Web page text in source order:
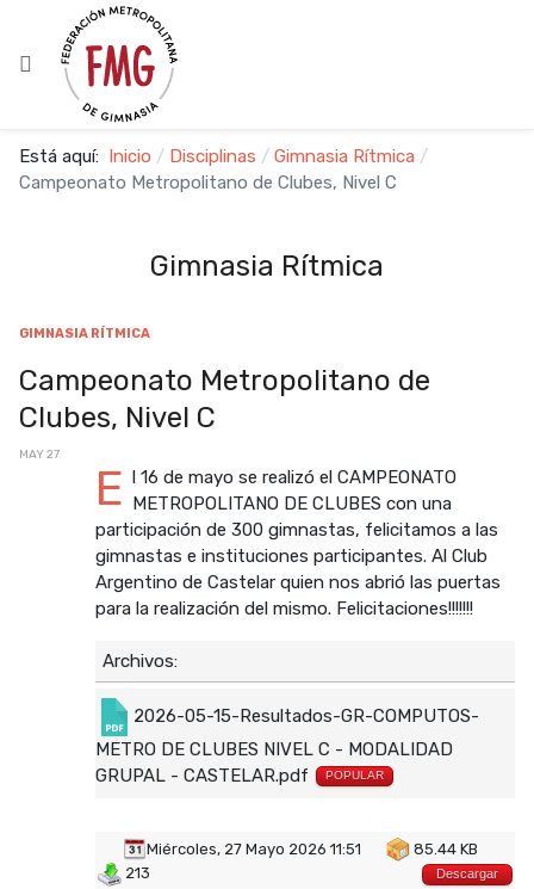
Está aquí: Inicio Disciplinas
Gimnasia Rítmica
Campeonato Metropolitano de Clubes, Nivel C
Gimnasia Rítmica
GIMNASIA RÍTMICA
Campeonato Metropolitano de
Clubes, Nivel C
MAY 27
E l 16 de mayo se realizó el CAMPEONATO
METROPOLITANO DE CLUBES con una
participación de 300 gimnastas, felicitamos a las
gimnastas e instituciones participantes. Al Club
Argentino de Castelar quien nos abrió las puertas
para la realización del mismo. Felicitaciones!!!!!!!
Archivos:
2026-05-15-Resultados-GR-COMPUTOS-
METRO DE CLUBES NIVEL C - MODALIDAD
GRUPAL - CASTELAR.pdf
POPULAR
Miércoles, 27 Mayo 2026 11:51
85.44 KB
213
Descargar